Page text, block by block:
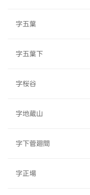
字五葉
字五葉下
字桜谷
字地蔵山
字下菅廻間
字正場